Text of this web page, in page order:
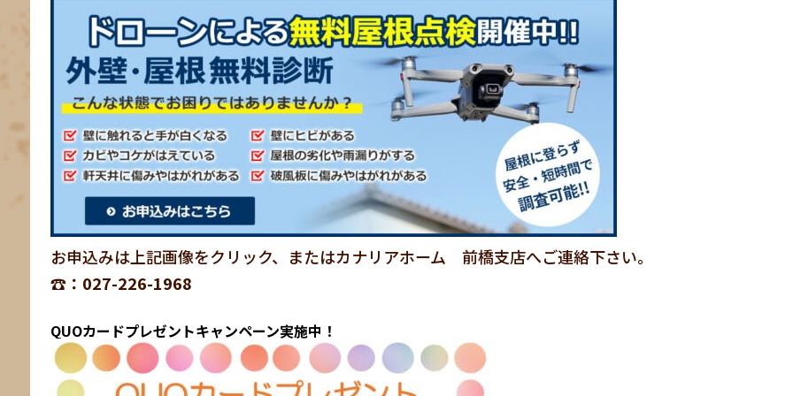
お申込みは上記画像をクリック、またはカナリアホーム 前橋支店へご連絡下さい。
☎：027-226-1968
QUOカードプレゼントキャンペーン実施中！